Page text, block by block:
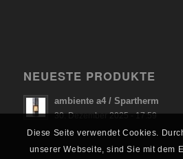
NEUESTE PRODUKTE
ambiente a4 / Spartherm
30. Dezember 2025 - 17:59
Diese Seite verwendet Cookies.
unserer Webseite, sind Sie mit dem